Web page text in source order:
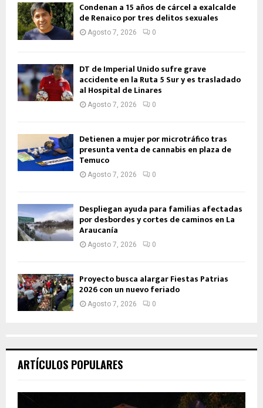
Condenan a 15 años de cárcel a exalcalde
de Renaico por tres delitos sexuales
Agosto 7, 2026 0
DT de Imperial Unido sufre grave
accidente en la Ruta 5 Sur y es trasladado
al Hospital de Linares
Agosto 7, 2026 0
Detienen a mujer por microtráfico tras
presunta venta de cannabis en plaza de
Temuco
Agosto 7, 2026 0
Despliegan ayuda para familias afectadas
por desbordes y cortes de caminos en La
Araucanía
Agosto 7, 2026 0
Proyecto busca alargar Fiestas Patrias
2026 con un nuevo feriado
Agosto 7, 2026 0
ARTÍCULOS POPULARES